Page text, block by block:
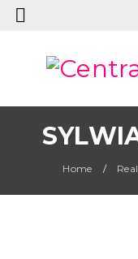
Home /